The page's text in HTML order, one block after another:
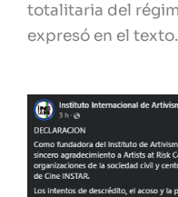
totalitaria del
expresó en el texto.